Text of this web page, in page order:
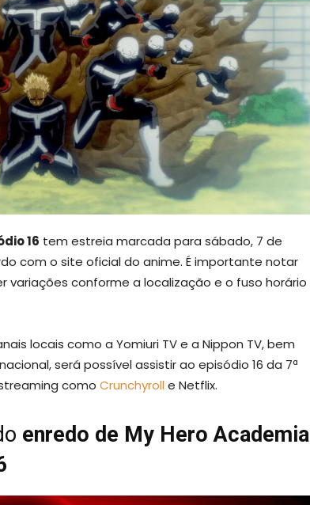
16 tem estreia marcada para sábado, 7 de
com o site oficial do anime. É importante notar
variações conforme a localização e o fuso horário
locais como a Yomiuri TV e a Nippon TV, bem
será possível assistir ao episódio 16 da 7ª
como Crunchyroll e Netflix.
enredo de My Hero Academia